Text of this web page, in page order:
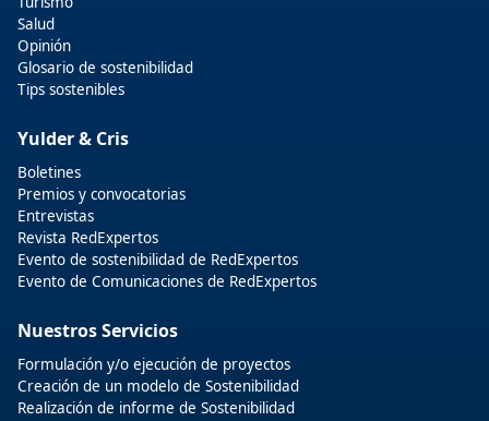
Salud
Opinión
Glosario de sostenibilidad
Tips sostenibles
Yulder & Cris
Boletines
Premios y convocatorias
Entrevistas
Revista RedExpertos
Evento de sostenibilidad de RedExpertos
Evento de Comunicaciones de RedExpertos
Nuestros Servicios
Formulación y/o ejecución de proyectos
Creación de un modelo de Sostenibilidad
Realización de informe de Sostenibilidad